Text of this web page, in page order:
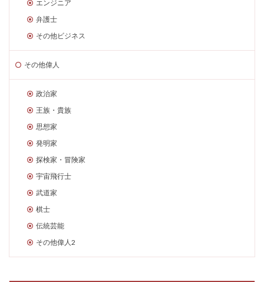
エンジニア
弁護士
その他ビジネス
その他偉人
政治家
王族・貴族
思想家
発明家
探検家・冒険家
宇宙飛行士
武道家
棋士
伝統芸能
その他偉人2